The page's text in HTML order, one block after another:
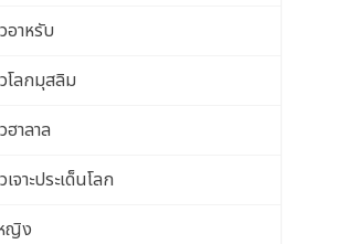
อาหรับ
โลกมุสลิม
ฮาลาล
เจาะประเด็นโลก
ญิง